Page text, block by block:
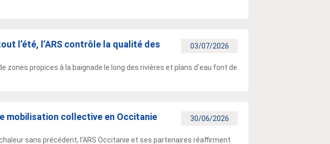
03/07/2026
l’été, l’ARS contrôle la qualité des
zones propices à la baignade le long des rivières et plans d'eau font de
30/06/2026
mobilisation collective en Occitanie
sans précédent, l’ARS Occitanie et ses partenaires réaffirment